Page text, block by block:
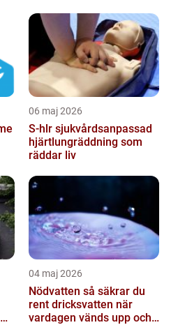
06 maj 2026
S-hlr sjukvårdsanpassad
hjärtlungräddning som
räddar liv
04 maj 2026
Nödvatten så säkrar du
rent dricksvatten när
vardagen vänds upp och